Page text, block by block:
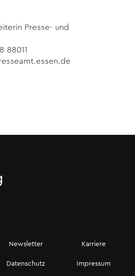
Presse- und
88011
Newsletter
Karriere
Datenschutz Impressum